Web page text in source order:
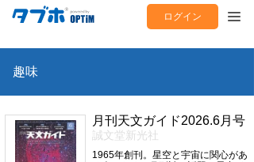
ログイン
趣味
月刊天文ガイド2026.6月号
誠文堂新光社
1965年創刊。星空と宇宙に関心があ